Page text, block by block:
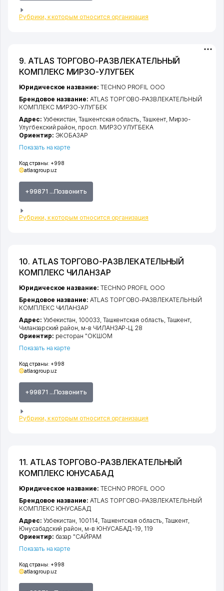
Рубрики, к которым относится организация
9. ATLAS ТОРГОВО-РАЗВЛЕКАТЕЛЬНЫЙ
КОМПЛЕКС МИРЗО-УЛУГБЕК
Код страны: +998
atlasgroup.uz
+99871 ...Позвонить
Рубрики, к которым относится организация
Юридическое название: TECHNO PROFIL ООО
Брендовое название: ATLAS ТОРГОВО-РАЗВЛЕКАТЕЛЬНЫЙ
КОМПЛЕКС МИРЗО-УЛУГБЕК
Адрес: Узбекистан,Ташкентская область ,Ташкент, Мирзо-
Улугбекский район просп. МИРЗО УЛУГБЕКА
Ориентир: ЭКОБАЗАР
Показать на карте
10. ATLAS ТОРГОВО-РАЗВЛЕКАТЕЛЬНЫЙ
КОМПЛЕКС ЧИЛАНЗАР
Код страны: +998
atlasgroup.uz
+99871 ...Позвонить
Рубрики, к которым относится организация
Юридическое название: TECHNO PROFIL ООО
Брендовое название: ATLAS ТОРГОВО-РАЗВЛЕКАТЕЛЬНЫЙ
КОМПЛЕКС ЧИЛАНЗАР
Адрес: Узбекистан, 100033, Ташкентская область Ташкент
Чиланзарский район м-в ЧИЛАНЗАР-Ц , 28
Ориентир: ресторан "ОКШОМ
Показать на карте
11. ATLAS ТОРГОВО-РАЗВЛЕКАТЕЛЬНЫЙ
КОМПЛЕКС ЮНУСАБАД
Код страны: +998
atlasgroup.uz
Юридическое название: TECHNO PROFIL ООО
Брендовое название: ATLAS ТОРГОВО-РАЗВЛЕКАТЕЛЬНЫЙ
КОМПЛЕКС ЮНУСАБАД
Адрес: Узбекистан, 100114, Ташкентская область, Ташкент,
Юнусабадский район, м-в ЮНУСАБАД-19, 119
Ориентир: базар "САЙРАМ
Показать на карте